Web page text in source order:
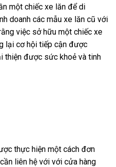
một chiếc xe lăn để di
doanh các mẫu xe lăn cũ với
việc sở hữu một chiếc xe
lại cơ hội tiếp cận được
thiện được sức khoẻ và tinh
thực hiện một cách đơn
liên hệ với với cửa hàng